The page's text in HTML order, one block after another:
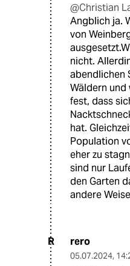
@Christian
Angblich ja.
von
nicht.
abendlichen
Wäldern und
fest, dass
hat.
Population
eher zu
sind nur
den Garten
andere
R rero
05.07.2024,